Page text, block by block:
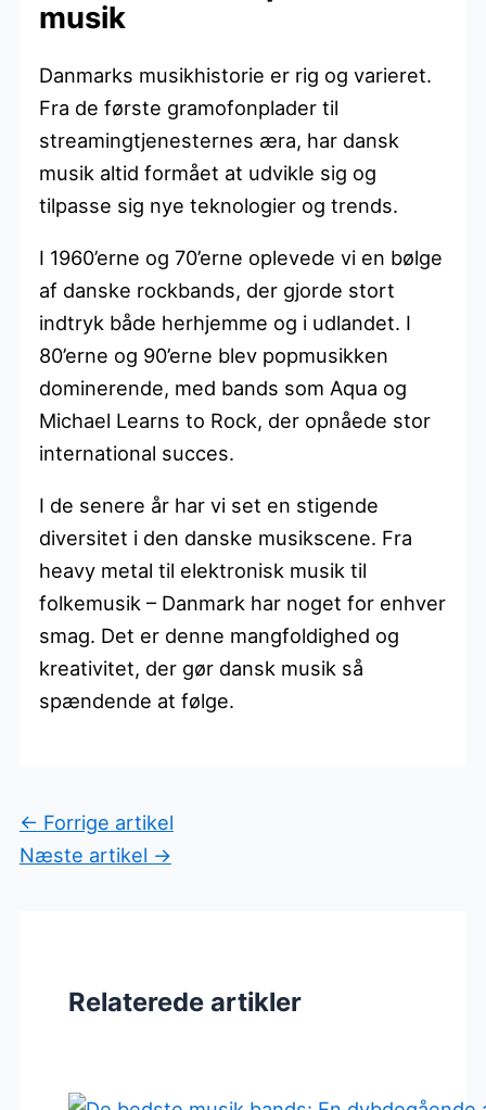
musik
Danmarks musikhistorie er rig og varieret.
Fra de første gramofonplader til
streamingtjenesternes æra, har dansk
musik altid formået at udvikle sig og
tilpasse sig nye teknologier og trends.
I 1960’erne og 70’erne oplevede vi en bølge
af danske rockbands, der gjorde stort
indtryk både herhjemme og i udlandet. I
80’erne og 90’erne blev popmusikken
dominerende, med bands som Aqua og
Michael Learns to Rock, der opnåede stor
international succes.
I de senere år har vi set en stigende
diversitet i den danske musikscene. Fra
heavy metal til elektronisk musik til
folkemusik – Danmark har noget for enhver
smag. Det er denne mangfoldighed og
kreativitet, der gør dansk musik så
spændende at følge.
← Forrige artikel
Næste artikel →
Relaterede artikler